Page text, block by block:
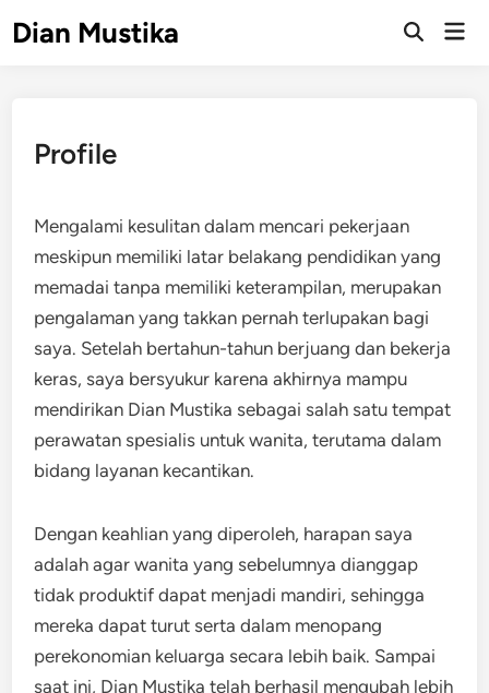
toDian Mustika
Open
Profile
Mengalami kesulitan dalam mencari pekerjaan
meskipun memiliki latar belakang pendidikan yang
memadai tanpa memiliki keterampilan, merupakan
pengalaman yang takkan pernah terlupakan bagi
saya. Setelah bertahun-tahun berjuang dan bekerja
keras, saya bersyukur karena akhirnya mampu
mendirikan Dian Mustika sebagai salah satu tempat
perawatan spesialis untuk wanita, terutama dalam
bidang layanan kecantikan.
Dengan keahlian yang diperoleh, harapan saya
adalah agar wanita yang sebelumnya dianggap
tidak produktif dapat menjadi mandiri, sehingga
mereka dapat turut serta dalam menopang
perekonomian keluarga secara lebih baik. Sampai
saat ini, Dian Mustika telah berhasil mengubah lebih